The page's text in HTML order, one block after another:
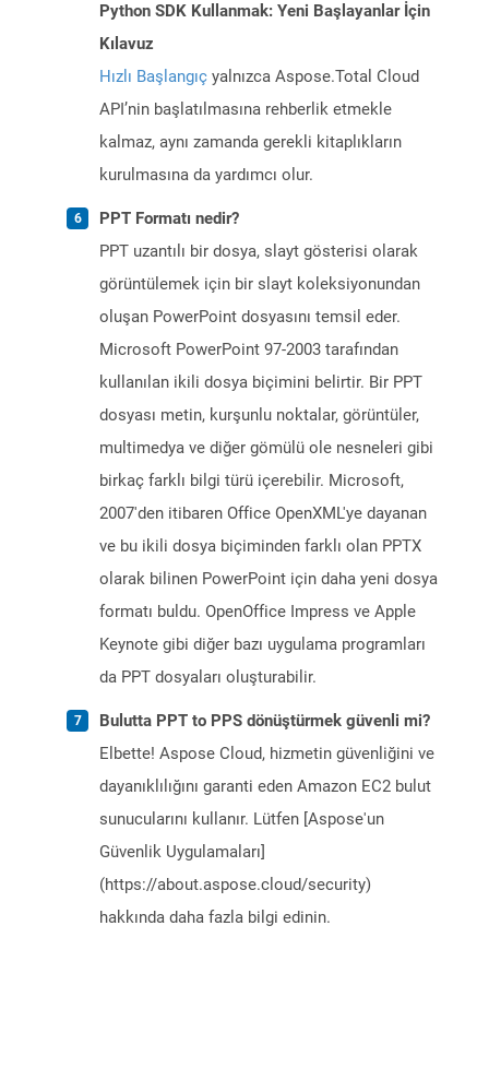
Python SDK Kullanmak: Yeni Başlayanlar İçin
Kılavuz
Hızlı Başlangıç yalnızca Aspose.Total Cloud
API’nin başlatılmasına rehberlik etmekle
kalmaz, aynı zamanda gerekli kitaplıkların
kurulmasına da yardımcı olur.
PPT Formatı nedir?
PPT uzantılı bir dosya, slayt gösterisi olarak
görüntülemek için bir slayt koleksiyonundan
oluşan PowerPoint dosyasını temsil eder.
Microsoft PowerPoint 97-2003 tarafından
kullanılan ikili dosya biçimini belirtir. Bir PPT
dosyası metin, kurşunlu noktalar, görüntüler,
multimedya ve diğer gömülü ole nesneleri gibi
birkaç farklı bilgi türü içerebilir. Microsoft,
2007'den itibaren Office OpenXML'ye dayanan
ve bu ikili dosya biçiminden farklı olan PPTX
olarak bilinen PowerPoint için daha yeni dosya
formatı buldu. OpenOffice Impress ve Apple
Keynote gibi diğer bazı uygulama programları
da PPT dosyaları oluşturabilir.
Bulutta PPT to PPS dönüştürmek güvenli mi?
Elbette! Aspose Cloud, hizmetin güvenliğini ve
dayanıklılığını garanti eden Amazon EC2 bulut
sunucularını kullanır. Lütfen [Aspose'un
Güvenlik Uygulamaları]
(https://about.aspose.cloud/security)
hakkında daha fazla bilgi edinin.